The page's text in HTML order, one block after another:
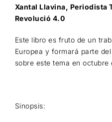
Xantal Llavina, Periodista
Revolució 4.0
Este libro es fruto de un
Europea y formará parte
sobre este tema en octubre
Sinopsis: